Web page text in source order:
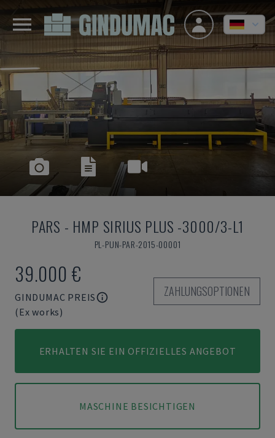
PARS - HMP SIRIUS PLUS -3000/3-L1
PL-PUN-PAR-2015-00001
39.000 €
GINDUMAC PREIS
(Ex works)
ZAHLUNGSOPTIONEN
ERHALTEN SIE EIN OFFIZIELLES ANGEBOT
MASCHINE BESICHTIGEN